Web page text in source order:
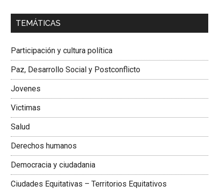
00:00 01:04
Dra. Carolina Corcho Mejía,Presidenta Corporación
Colombiana
TEMÁTICAS
Participación y cultura política
Paz, Desarrollo Social y Postconflicto
Jovenes
Victimas
Salud
Derechos humanos
Democracia y ciudadania
Ciudades Equitativas – Territorios Equitativos